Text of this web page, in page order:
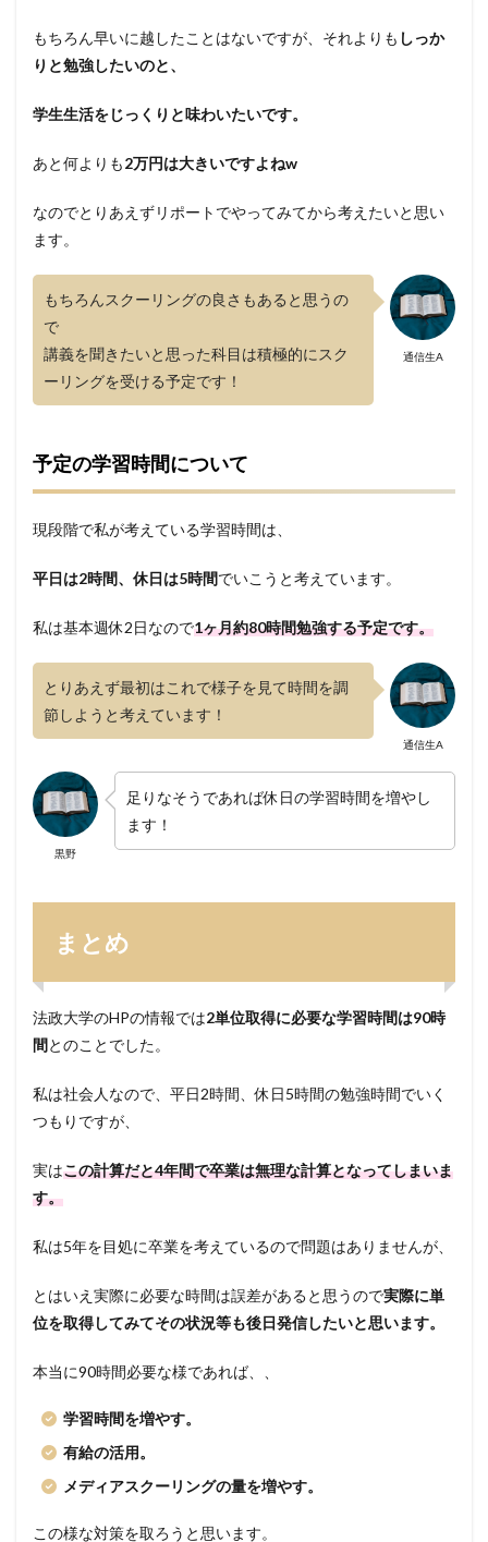
もちろん早いに越したことはないですが、それよりも しっか
りと勉強したいのと、
学生生活をじっくりと味わいたいです。
あと何よりも2万円は大きいですよねw
なのでとりあえずリポートでやってみてから考えたいと思い
ます。
通信生A
もちろんスクーリングの良さもあると思うの
で
講義を聞きたいと思った科目は積極的にスク
ーリングを受ける予定です！
予定の学習時間について
現段階で私が考えている学習時間は、
平日は2時間、休日は5時間でいこうと考えています。
私は基本週休2日なので1ヶ月約80時間勉強する予定です。
通信生A
とりあえず最初はこれで様子を見て時間を調
節しようと考えています！
黒野
足りなそうであれば休日の学習時間を増やし
ます！
まとめ
法政大学のHPの情報では2単位取得に必要な学習時間は90時
間とのことでした。
私は社会人なので、平日2時間、休日5時間の勉強時間でいく
つもりですが、
実はこの計算だと4年間で卒業は無理な計算となってしまいま
す。
私は5年を目処に卒業を考えているので問題はありませんが、
とはいえ実際に必要な時間は誤差があると思うので実際に単
位を取得してみてその状況等も後日発信したいと思います。
本当に90時間必要な様であれば、、
学習時間を増やす。
有給の活用。
メディアスクーリングの量を増やす。
この様な対策を取ろうと思います。